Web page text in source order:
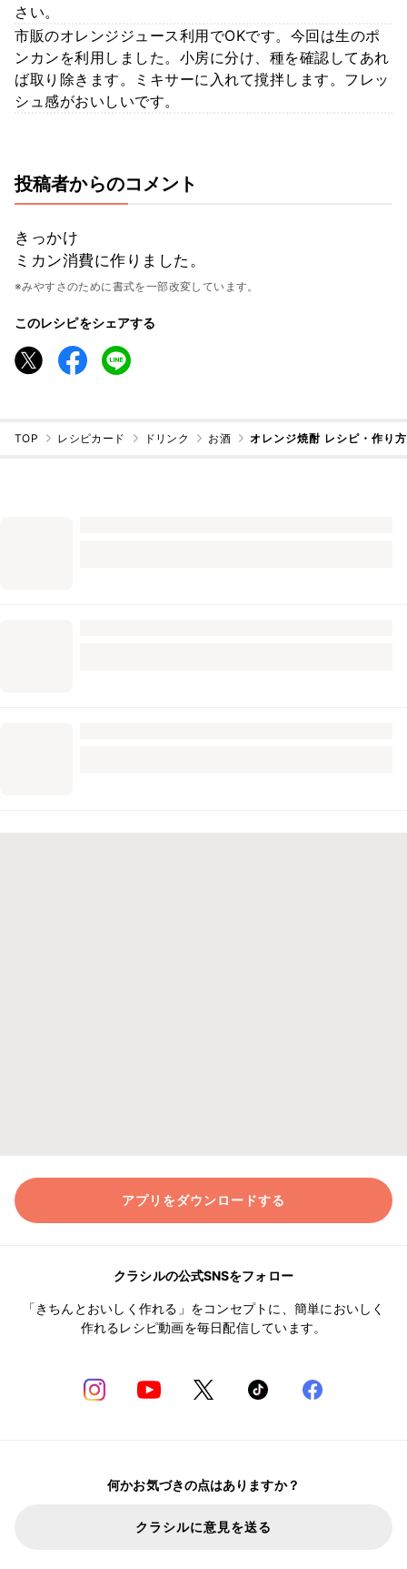
さい。
市販のオレンジジュース利用でOKです。今回は生のポ
ンカンを利用しました。小房に分け、種を確認してあれ
ば取り除きます。ミキサーに入れて撹拌します。フレッ
シュ感がおいしいです。
投稿者からのコメント
きっかけ
ミカン消費に作りました。
※みやすさのために書式を一部改変しています。
このレシピをシェアする
TOP レシピカード ドリンク お酒 オレンジ焼酎 レシピ・作り方
アプリをダウンロードする
クラシルの公式SNSをフォロー
「きちんとおいしく作れる」をコンセプトに、簡単においしく
作れるレシピ動画を毎日配信しています。
何かお気づきの点はありますか？
クラシルに意見を送る